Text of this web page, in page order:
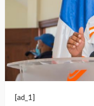
[ad_1]